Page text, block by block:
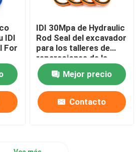
la pompa hydráulica
excavador
IDI
For
IDI 30Mpa de Hydraulic
Rod Seal del excavador
para los talleres de
reparaciones de la
maquinaria
Mejor precio
Contacto